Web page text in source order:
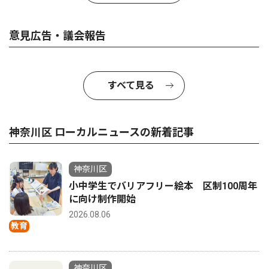
意見広告・議会報告
すべて見る
神奈川区 ローカルニュースの新着記事
教育
神奈川区
小中学生でバリアフリー絵本 区制100周年
に向け制作開始
2026.08.06